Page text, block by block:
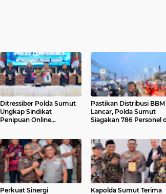
Ditressiber Polda Sumut
Ungkap Sindikat
Penipuan Online
Pastikan Distribusi BBM
Lancar, Polda Sumut
Siagakan 786 Personel
Perkuat Sinergi Kapolda Sumut Terima